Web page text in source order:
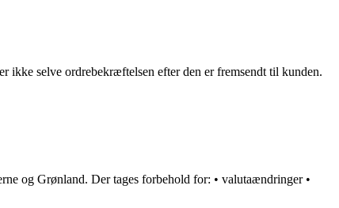
selve ordrebekræftelsen efter den er fremsendt til kunden.
og Grønland. Der tages forbehold for: • valutaændringer •